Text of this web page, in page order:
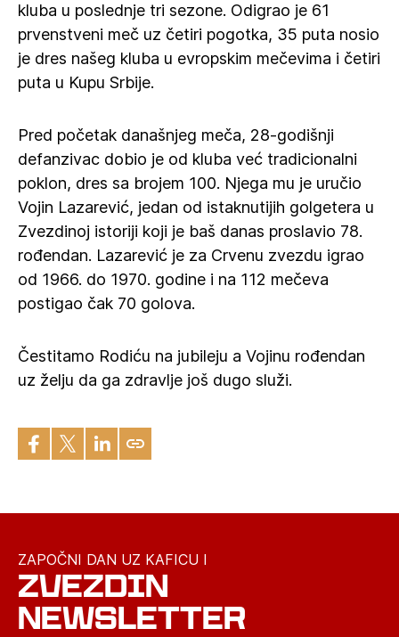
kluba u poslednje tri sezone. Odigrao je 61
prvenstveni meč uz četiri pogotka, 35 puta nosio
je dres našeg kluba u evropskim mečevima i četiri
puta u Kupu Srbije.
Pred početak današnjeg meča, 28-godišnji
defanzivac dobio je od kluba već tradicionalni
poklon, dres sa brojem 100. Njega mu je uručio
Vojin Lazarević, jedan od istaknutijih golgetera u
Zvezdinoj istoriji koji je baš danas proslavio 78.
rođendan. Lazarević je za Crvenu zvezdu igrao
od 1966. do 1970. godine i na 112 mečeva
postigao čak 70 golova.
Čestitamo Rodiću na jubileju a Vojinu rođendan
uz želju da ga zdravlje još dugo služi.
ZAPOČNI DAN UZ KAFICU I
ZVEZDIN
NEWSLETTER